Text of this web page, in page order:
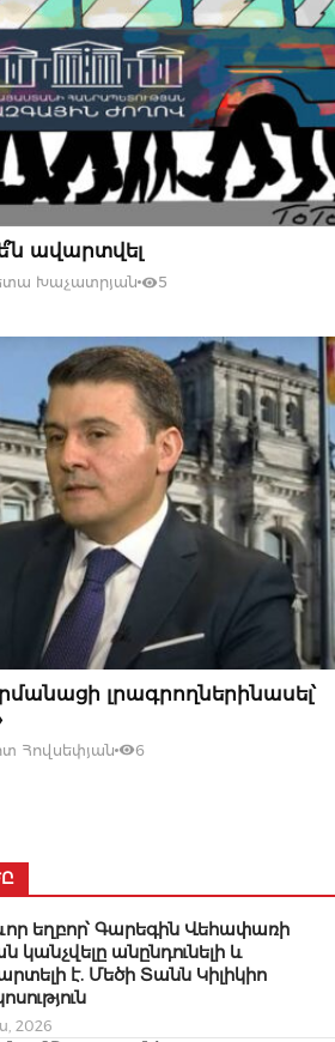
ավարտվել
Խաչատրյան 5
լրագրողներինասել՝
Հովսեփյան 6
եղբոր՝ Գարեգին Վեհափառի
անընդունելի և
է. Մեծի Տանն Կիլիկիո
2026